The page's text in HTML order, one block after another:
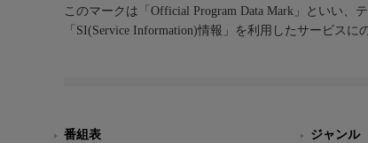
このマークは「Official Program Data Mark」といい、
「SI(Service Information)情報」を利用したサービスに
番組表
ジャンル